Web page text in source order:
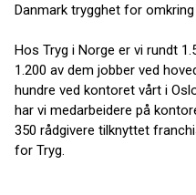
Danmark trygghet for omkring
Hos Tryg i Norge er vi rundt
1.200 av dem jobber ved
hundre ved kontoret vårt i
har vi medarbeidere på
350 rådgivere tilknyttet
for Tryg.